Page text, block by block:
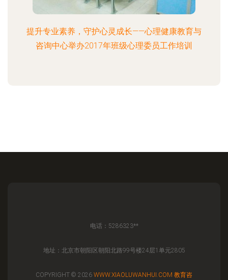
提升专业素养，守护心灵成长——心理健康教育与
咨询中心举办2017年班级心理委员工作培训
电话：5286323**
地址：北京市朝阳区朝阳北路99号楼24层1单元2805
COPYRIGHT © 2026 WWW.XIAOLUWANHUI.COM 教育咨